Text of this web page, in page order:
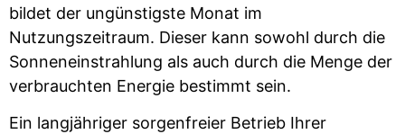
bildet der ungünstigste Monat im
Nutzungszeitraum. Dieser kann sowohl durch die
Sonneneinstrahlung als auch durch die Menge der
verbrauchten Energie bestimmt sein.
Ein langjähriger sorgenfreier Betrieb Ihrer